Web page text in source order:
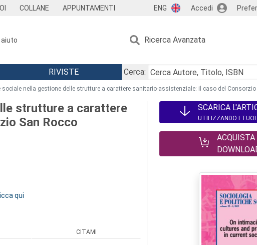
COLLANE APPUNTAMENTI ENG Accedi
aiuto Ricerca Avanzata
RIVISTE
Cerca:
sociale nella gestione delle strutture a carattere sanitario-assistenziale: il caso del Consorzio
strutture a carattere
San Rocco
qui
CITAMI
SCARICA
UTILIZZANDO I TUOI